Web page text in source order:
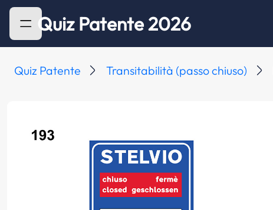
Quiz Patente 2026
Quiz Patente Transitabilità (passo chiuso)